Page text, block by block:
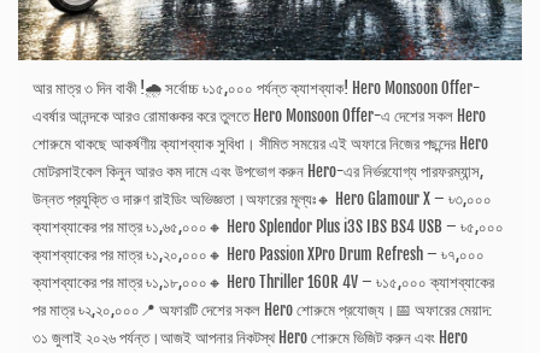
আর মাত্র ৩ দিন বাকী !🌧️ সর্বোচ্চ ৳১৫,০০০ পর্যন্ত ক্যাশব্যাক! Hero Monsoon Offer-
এবর্ষার আনন্দকে আরও রোমাঞ্চকর করে তুলতে Hero Monsoon Offer-এ দেশের সকল Hero
শোরুমে থাকছে আকর্ষণীয় ক্যাশব্যাক সুবিধা। সীমিত সময়ের এই অফারে নিজের পছন্দের Hero
মোটরসাইকেল কিনুন আরও কম দামে এবং উপভোগ করুন Hero-এর নির্ভরযোগ্য পারফরম্যান্স,
উন্নত প্রযুক্তি ও দারুণ রাইডিং অভিজ্ঞতা।অফারের মূল্যঃ🔸 Hero Glamour X – ৳৩,০০০
ক্যাশব্যাকের পর মাত্র ৳১,৬৫,০০০🔸 Hero Splendor Plus i3S IBS BS4 USB – ৳৫,০০০
ক্যাশব্যাকের পর মাত্র ৳১,২০,০০০🔸 Hero Passion XPro Drum Refresh – ৳৭,০০০
ক্যাশব্যাকের পর মাত্র ৳১,১৮,০০০🔸 Hero Thriller 160R 4V – ৳১৫,০০০ ক্যাশব্যাকের
পর মাত্র ৳২,২০,০০০📍 অফারটি দেশের সকল Hero শোরুমে প্রযোজ্য।📅 অফারের মেয়াদ:
৩১ জুলাই ২০২৬ পর্যন্ত।আজই আপনার নিকটস্থ Hero শোরুমে ভিজিট করুন এবং Hero